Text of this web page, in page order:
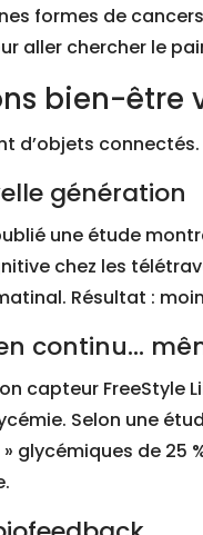
formes de
aller chercher le
bien-être
d’objets
génération
une étude
chez les
Résultat :
continu…
capteur FreeStyle
Selon une
glycémiques de